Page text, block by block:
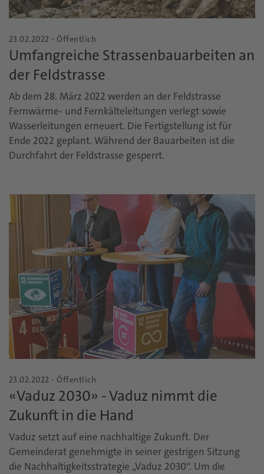
23.02.2022 - Öffentlich
Umfangreiche Strassenbauarbeiten an
der Feldstrasse
Ab dem 28. März 2022 werden an der Feldstrasse
Fernwärme- und Fernkälteleitungen verlegt sowie
Wasserleitungen erneuert. Die Fertigstellung ist für
Ende 2022 geplant. Während der Bauarbeiten ist die
Durchfahrt der Feldstrasse gesperrt.
23.02.2022 - Öffentlich
«Vaduz 2030» - Vaduz nimmt die
Zukunft in die Hand
Vaduz setzt auf eine nachhaltige Zukunft. Der
Gemeinderat genehmigte in seiner gestrigen Sitzung
die Nachhaltigkeitsstrategie „Vaduz 2030“. Um die